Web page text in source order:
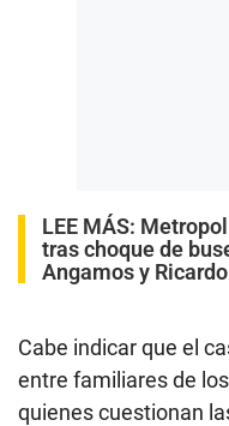
LEE MÁS:
tras choque de
Angamos y
Cabe indicar que el
entre familiares de
quienes cuestionan